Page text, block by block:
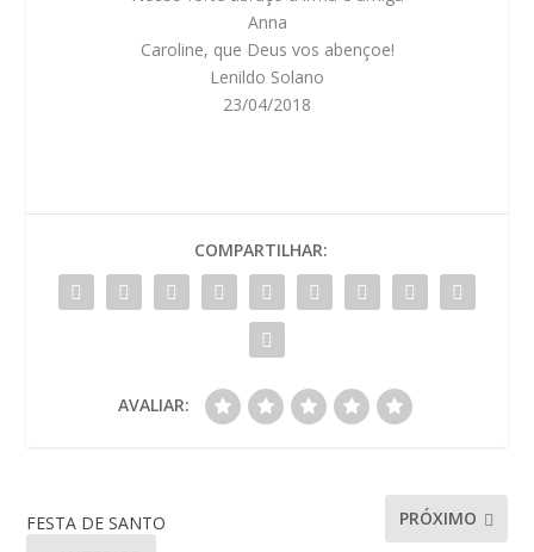
Anna
Caroline, que Deus vos abençoe!
Lenildo Solano
23/04/2018
COMPARTILHAR:
AVALIAR:
FESTA DE SANTO
PRÓXIMO